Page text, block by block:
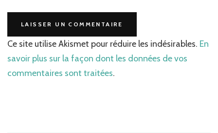
Ce site utilise Akismet pour réduire les indésirables. En
savoir plus sur la façon dont les données de vos
commentaires sont traitées.